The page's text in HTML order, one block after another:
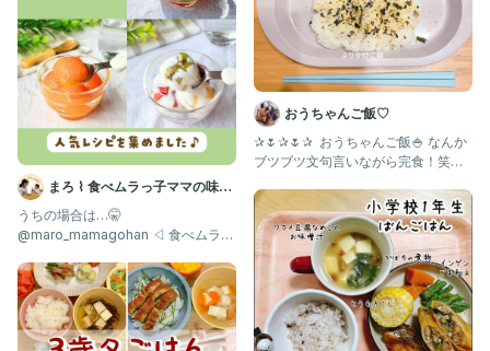
まろ ⌇ 食べムラっ子ママの味方
| 幼児食1歳〜
うちの場合は…🤫
@maro_mamagohan ◁ 食べムラっ
おうちゃんご飯♡
✰🌷✰🌷✰ ⁡ おうちゃんご飯🍚 なんか
ブツブツ文句言いながら完食！笑